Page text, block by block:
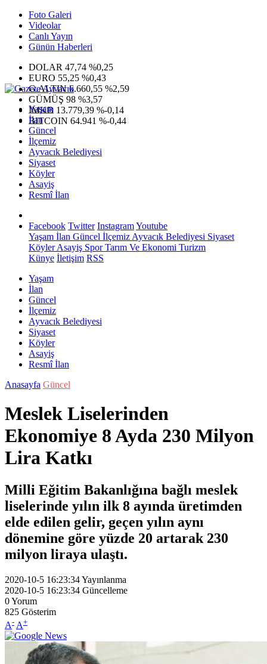
Foto Galeri
Videolar
Canlı Yayın
Günün Haberleri
DOLAR 47,74 %0,25
EURO 55,25 %0,43
G.ALTIN6.660,55 %2,59
GÜMÜŞ 98 %3,57
IMKB 13.779,39 %-0,14
BITCOIN 64.941 %-0,44
Yaşam
İlan
Güncel
İlçemiz
Ayvacık Belediyesi
Siyaset
Köyler
Asayiş
Resmî İlan
Facebook Twitter InstagramYoutube
Yaşam İlan Güncel İlçemiz Ayvacık Belediyesi Siyaset
KöylerAsayiş SporTarım Ve Ekonomi Turizm
Künye İletişim RSS
Yaşam
İlan
Güncel
İlçemiz
Ayvacık Belediyesi
Siyaset
Köyler
Asayiş
Resmî İlan
Anasayfa Güncel
Meslek Liselerinden
Ekonomiye 8 Ayda 230 Milyon
Lira Katkı
Milli Eğitim Bakanlığına bağlı meslek
liselerinde yılın ilk 8 ayında üretimden
elde edilen gelir, geçen yılın aynı
dönemine göre yüzde 20 artarak 230
milyon liraya ulaştı.
2020-10-5 16:23:34Yayınlanma
2020-10-5 16:23:34 Güncelleme
0Yorum
825 Gösterim
A- A+